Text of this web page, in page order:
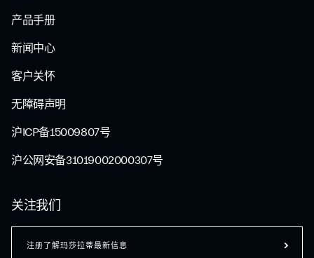
产品手册
新闻中心
客户关怀
无障碍声明
沪ICP备15009807号
沪公网安备31019002000307号
关注我们
注册了解玛莎拉蒂最新信息